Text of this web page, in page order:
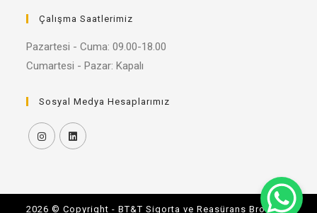
Çalışma Saatlerimiz
Pazartesi - Cuma: 09.00-18.00
Cumartesi - Pazar: Kapalı
Sosyal Medya Hesaplarımız
2026 © Copyright - BT&T Sigorta ve Reasürans Brokerlik